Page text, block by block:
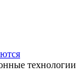
технологии